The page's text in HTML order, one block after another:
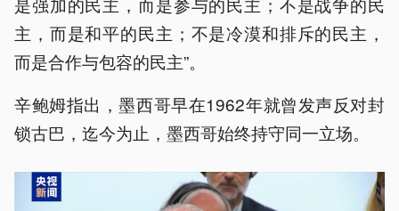
主，而是和平的民主；不是冷漠和排斥的民主，
而是合作与包容的民主”。
辛鲍姆指出，墨西哥早在1962年就曾发声反对封
锁古巴，迄今为止，墨西哥始终持守同一立场。